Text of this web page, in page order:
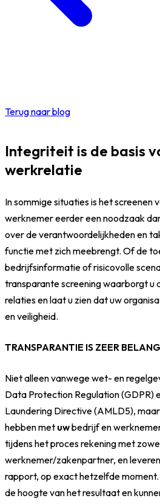
Terug naar blog
Integriteit is de basis
werkrelatie
In sommige situaties is het screenen
werknemer eerder een noodzaak
over de verantwoordelijkheden en
functie met zich meebrengt. Of de
bedrijfsinformatie of risicovolle
transparante screening waarborgt u
relaties en laat u zien dat uw
en veiligheid.
TRANSPARANTIE IS ZEER
Niet alleen vanwege wet- en
Data Protection Regulation (GDPR)
Laundering Directive (AMLD5),
hebben met uwbedrijf en
tijdens het proces rekening met
werknemer/zakenpartner, en
rapport, op exact hetzelfde
de hoogte van het resultaat en